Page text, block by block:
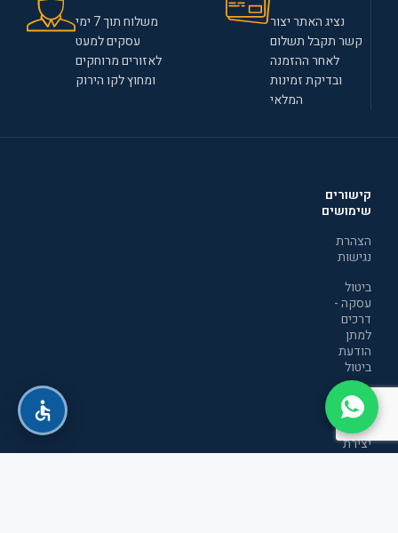
נציג האתר יצור
קשר תקבל תשלום
לאחר ההזמנה
ובדיקת זמינות
המלאי
משלוח תוך 7 ימי
עסקים למעט
לאזורים מרוחקים
ומחוץ לקו הירוק
קישורים
שימושים
הצהרת
נגישות
ביטול
עסקה -
דרכים
למתן
הודעת
ביטול
מדיניות
הפרטיות
יצירת